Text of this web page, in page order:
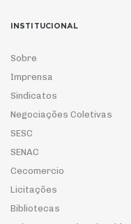
INSTITUCIONAL
Sobre
Imprensa
Sindicatos
Negociações Coletivas
SESC
SENAC
Cecomercio
Licitações
Bibliotecas